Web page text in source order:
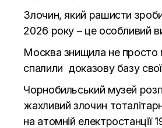
Злочин, який рашисти
2026 року – це особливий
Москва знищила не просто
спалили доказову базу
Чорнобильський музей
жахливий злочин
на атомній електростанції